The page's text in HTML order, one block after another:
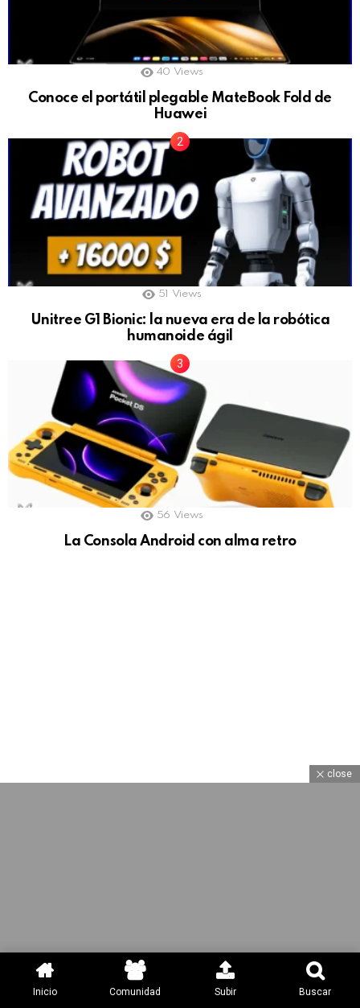
40 Views
Conoce el portátil plegable MateBook Fold de
Huawei
51 Views
Unitree G1 Bionic: la nueva era de la robótica
humanoide ágil
56 Views
La Consola Android con alma retro
close
Inicio Comunidad Subir Buscar